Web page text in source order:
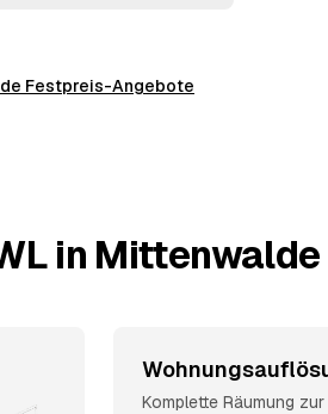
Festpreis-Angebote
in
Komplette Räumung zur